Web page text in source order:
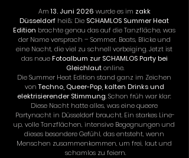
Am 13. Juni 2026 wurde es im zakk
Düsseldorf heiß: Die SCHAMLOS Summer Heat
Edition brachte genau das auf die Tanzfläche, was
der Name versprach – Sommer, Beats, Blicke und
eine Nacht, die viel zu schnell vorbeiging. Jetzt ist
das neue Fotoalbum zur SCHAMLOS Party bei
Gleichlaut online.
Die Summer Heat Edition stand ganz im Zeichen
von Techno, Queer-Pop, kalten Drinks und
elektrisierender Stimmung. Schon früh war klar:
Diese Nacht hatte alles, was eine queere
Partynacht in Düsseldorf braucht. Ein starkes Line-
up, volle Tanzflächen, intensive Begegnungen und
dieses besondere Gefühl, das entsteht, wenn
Menschen zusammenkommen, um frei, laut und
schamlos zu feiern.